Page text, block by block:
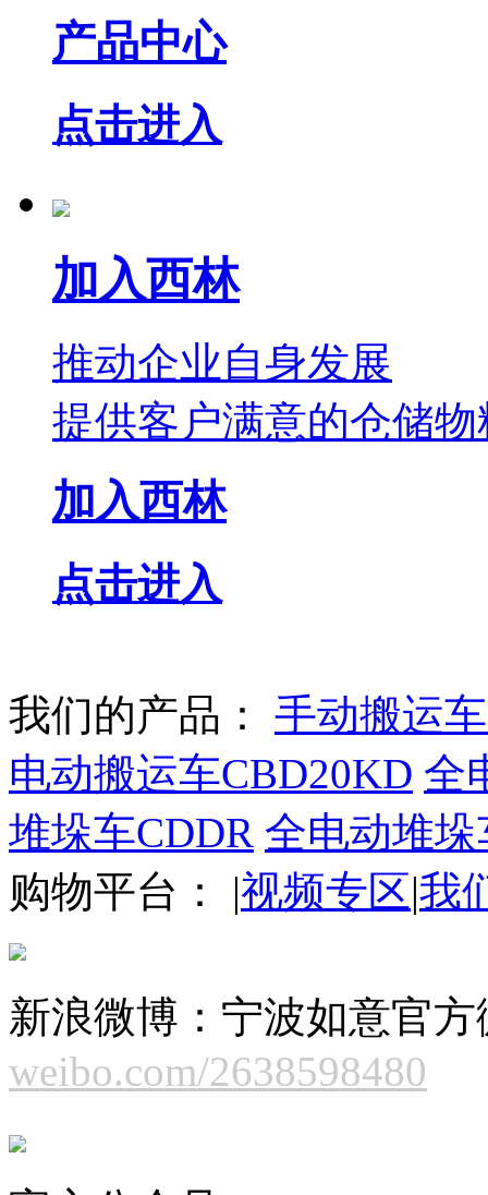
产品中心
点击进入
加入西林
推动企业自身发展
提供客户满意的仓储
加入西林
点击进入
我们的产品：
手动搬运
电动搬运车CBD20KD 全
堆垛车CDDR 全电动堆
购物平台：
|视频专区|我
新浪微博：宁波如意官方
weibo.com/2638598480